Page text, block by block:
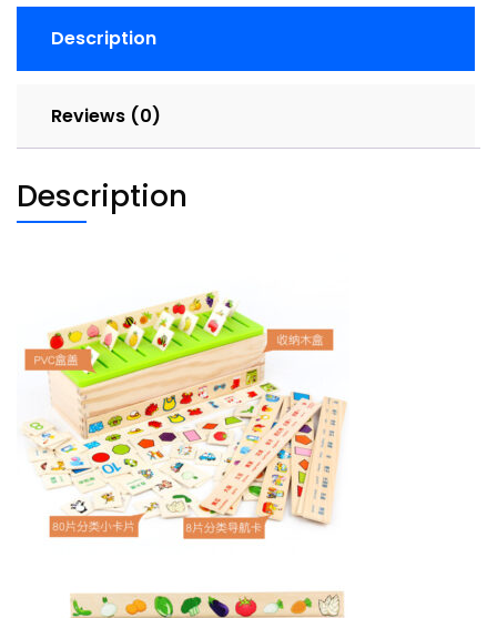
识
类
数
水
果
Description
Reviews (0)
Description